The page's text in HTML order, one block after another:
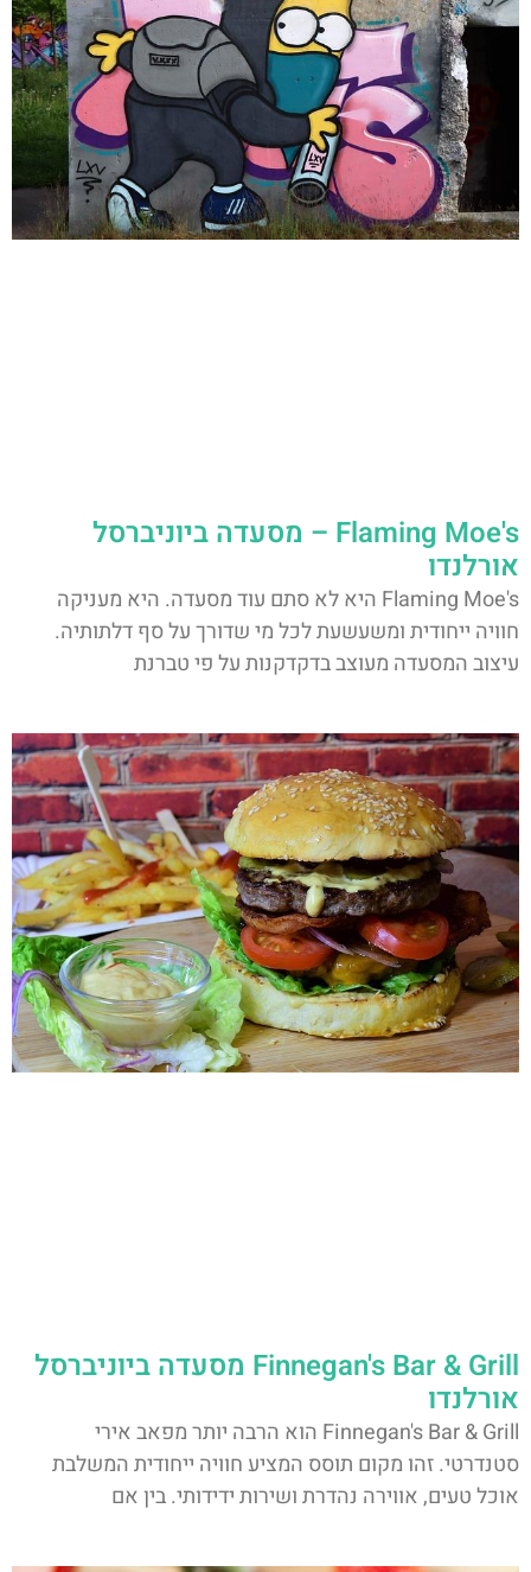
Flaming Moe's – מסעדה ביוניברסל
אורלנדו
Flaming Moe's היא לא סתם עוד מסעדה. היא מעניקה
חוויה ייחודית ומשעשעת לכל מי שדורך על סף דלתותיה.
עיצוב המסעדה מעוצב בדקדקנות על פי טברנת
Finnegan's Bar & Grill מסעדה ביוניברסל
אורלנדו
Finnegan's Bar & Grill הוא הרבה יותר מפאב אירי
סטנדרטי. זהו מקום תוסס המציע חוויה ייחודית המשלבת
אוכל טעים, אווירה נהדרת ושירות ידידותי. בין אם